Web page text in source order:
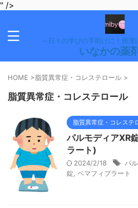
" />
～日々の学びの手助けに！簡潔
いなかの薬
HOME >脂質異常症・コレステロール >
脂質異常症・コレステロール
脂質異常症・コレステ
パルモディアXR
ラート)
2024/2/18 パ
錠 ペマフィブラート